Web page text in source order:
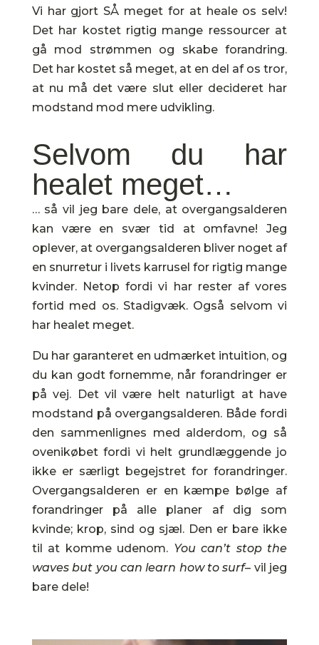
Vi har gjort SÅ meget for at heale os selv!
Det har kostet rigtig mange ressourcer at
gå mod strømmen og skabe forandring.
Det har kostet så meget, at en del af os tror,
at nu må det være slut eller decideret har
modstand mod mere udvikling.
Selvom du har
healet meget…
… så vil jeg bare dele, at overgangsalderen
kan være en svær tid at omfavne! Jeg
oplever, at overgangsalderen bliver noget af
en snurretur i livets karrusel for rigtig mange
kvinder. Netop fordi vi har rester af vores
fortid med os. Stadigvæk. Også selvom vi
har healet meget.
Du har garanteret en udmærket intuition, og
du kan godt fornemme, når forandringer er
på vej. Det vil være helt naturligt at have
modstand på overgangsalderen. Både fordi
den sammenlignes med alderdom, og så
ovenikøbet fordi vi helt grundlæggende jo
ikke er særligt begejstret for forandringer.
Overgangsalderen er en kæmpe bølge af
forandringer på alle planer af dig som
kvinde; krop, sind og sjæl. Den er bare ikke
til at komme udenom. You can’t stop the
waves but you can learn how to surf– vil jeg
bare dele!